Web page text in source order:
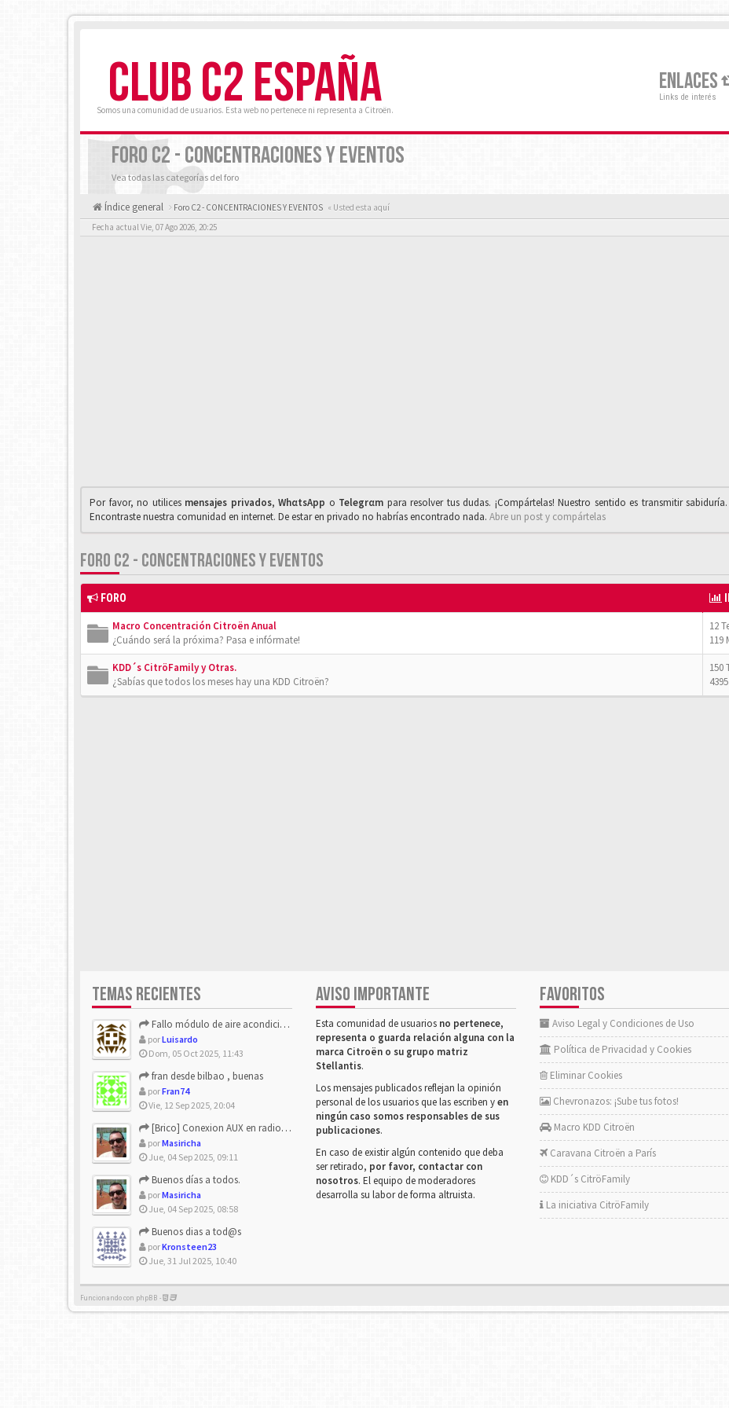
CLUB C2 ESPAÑA
Somos una comunidad de usuarios. Esta web no pertenece ni representa a Citroën.
ENLACES
Links de interés
FORO C2 - CONCENTRACIONES Y EVENTOS
Vea todas las categorías del foro
Índice general Foro C2 - CONCENTRACIONES Y EVENTOS « Usted esta aquí
Fecha actual Vie, 07 Ago 2026, 20:25
Por favor, no utilices mensajes privados,WhαtsApp o Telegrαm para resolver tus dudas. ¡Compártelas! Nuestro sentido es transmitir
Encontraste nuestra comunidad en internet. De estar en privado no habrías encontrado nada. Abre un post y compártelas
FORO C2 - CONCENTRACIONES Y EVENTOS
FORO
Macro Concentración Citroën Anual
¿Cuándo será la próxima? Pasa e infórmate!
12
119
KDD´s CitröFamily y Otras.
¿Sabías que todos los meses hay una KDD Citroën?
150
TEMAS RECIENTES
Fallo módulo de aire acondicionado
porLuisardo
Dom, 05 Oct 2025, 11:43
fran desde bilbao , buenas
porFran74
Vie, 12 Sep 2025, 20:04
[Brico] Conexion AUX en radio de origen
porMasiricha
Jue, 04 Sep 2025, 09:11
Buenos días a todos.
porMasiricha
Jue, 04 Sep 2025, 08:58
Buenos dias a tod@s
porKronsteen23
Jue, 31 Jul 2025, 10:40
AVISO IMPORTANTE
Esta comunidad de usuarios no pertenece,
representa o guarda relación alguna con la
marca Citroën o su grupo matriz
Stellantis.
Los mensajes publicados reflejan la opinión
personal de los usuarios que las escriben yen
ningún caso somos responsables de sus
publicaciones.
En caso de existir algún contenido que deba
ser retirado, por favor, contactar con
nosotros. El equipo de moderadores
desarrolla su labor de forma altruista.
FAVORITOS
Aviso Legal y Condiciones de Uso
Política de Privacidad y Cookies
Eliminar Cookies
Chevronazos: ¡Sube tus fotos!
Macro KDD Citroën
Caravana Citroën a París
KDD´s CitröFamily
La iniciativa CitröFamily
Funcionando con phpBB -